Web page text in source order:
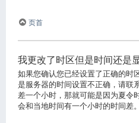
页首
我更改了时区但是时间还是
如果您确认您已经设置了正确的时
是服务器的时间设置不正确，请联
差一个小时，那就可能是因为夏令
会和当地时间有一个小时的时间差。